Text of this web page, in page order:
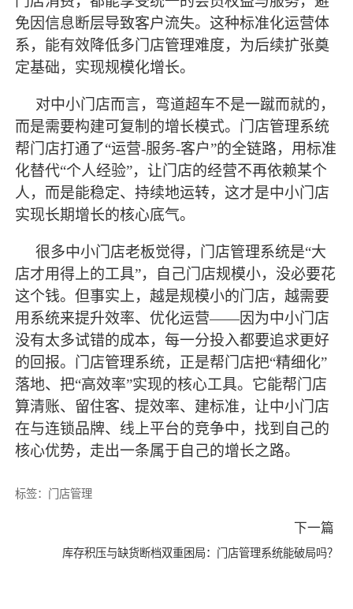
免因信息断层导致客户流失。这种标准化运营体
系，能有效降低多门店管理难度，为后续扩张奠
定基础，实现规模化增长。
对中小门店而言，弯道超车不是一蹴而就的，
而是需要构建可复制的增长模式。门店管理系统
帮门店打通了“运营-服务-客户”的全链路，用标准
化替代“个人经验”，让门店的经营不再依赖某个
人，而是能稳定、持续地运转，这才是中小门店
实现长期增长的核心底气。
很多中小门店老板觉得，门店管理系统是“大
店才用得上的工具”，自己门店规模小，没必要花
这个钱。但事实上，越是规模小的门店，越需要
用系统来提升效率、优化运营——因为中小门店
没有太多试错的成本，每一分投入都要追求更好
的回报。门店管理系统，正是帮门店把“精细化”
落地、把“高效率”实现的核心工具。它能帮门店
算清账、留住客、提效率、建标准，让中小门店
在与连锁品牌、线上平台的竞争中，找到自己的
核心优势，走出一条属于自己的增长之路。
标签： 门店管理
下一篇
库存积压与缺货断档双重困局：门店管理系统能破局吗？